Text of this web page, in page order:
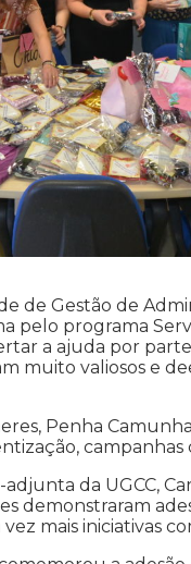
de Gestão de
pelo programa
a ajuda por
muito valiosos e
Penha
da UGCC,
demonstraram
mais iniciativas